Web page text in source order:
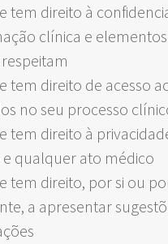
tem direito à
clínica e
tem direito de acesso
no seu processo
tem direito à
qualquer ato médico
tem direito, por si ou
a apresentar